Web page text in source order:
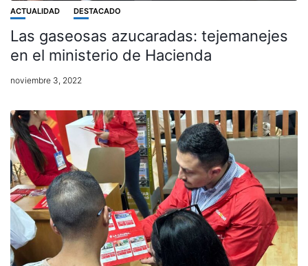
ACTUALIDAD DESTACADO
Las gaseosas azucaradas: tejemanejes
en el ministerio de Hacienda
noviembre 3, 2022